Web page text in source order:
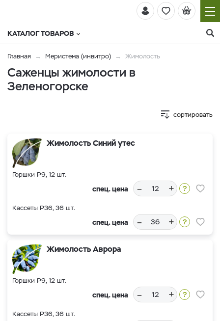
КАТАЛОГ ТОВАРОВ
Главная Меристема (инвитро) Жимолость
Саженцы жимолости в
Зеленогорске
сортировать
Жимолость Синий утес
Горшки Р9, 12 шт.
спец. цена – +
Кассеты Р36, 36 шт.
спец. цена – +
Жимолость Аврора
Горшки Р9, 12 шт.
спец. цена – +
Кассеты Р36, 36 шт.